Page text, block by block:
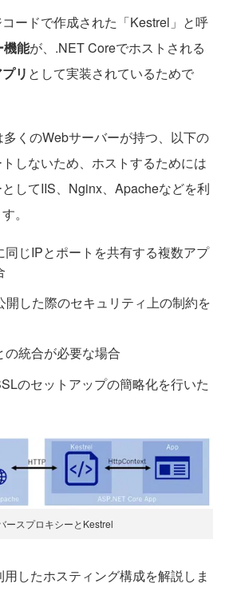
ードで作成された「Kestrel」と呼
機能が、.NET Coreでホストされる
リ として実装されているためで
くのWebサーバーが持つ、以下の
しないため、ホストするためには
してIIS、Nginx、Apacheなどを利
。
同じIPとポートを共有する複数アプ
開した際のセキュリティ上の制約を
の統合が必要な場合
のセットアップの簡略化を行いた
ースプロキシーとKestrel
したホスティング構成を解説しま